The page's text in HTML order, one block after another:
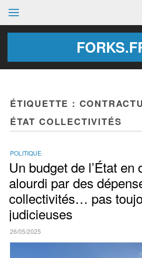
ÉTIQUETTE :
ÉTAT COLLECTIVITÉS
POLITIQUE
Un budget de l’État en
alourdi par des
collectivités… pas
judicieuses
26/05/2025